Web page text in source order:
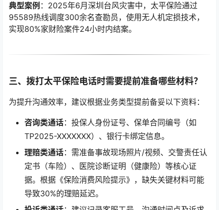
典型案例 ：2025年6月深圳台风灾害中，太平保险通过
95589热线调度300余名查勘员，使用无人机定损技术，
实现80%家财险案件24小时内结案。
三、拨打太平保险电话时需要提前准备哪些材料？
为提升沟通效率，建议根据业务类型提前备妥以下资料：
咨询类通话：投保人身份证号、保单合同编号（如
TP2025-XXXXXXX）、银行卡绑定信息。
理赔类通话：需准备事故现场照片/视频、交警责任认
定书（车险）、医院诊断证明（健康险）等核心证
据。根据《保险消费风险提示》，缺失关键材料可能
导致30%的理赔延迟。